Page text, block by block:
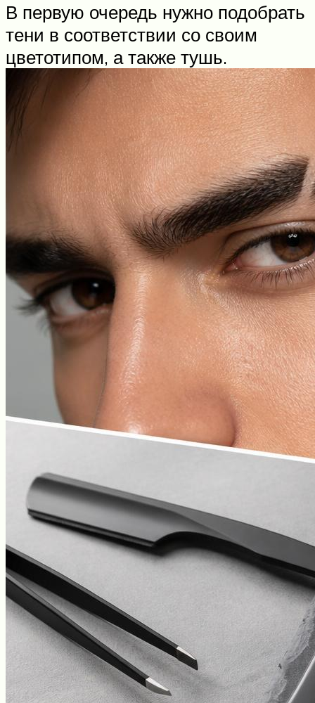
В первую очередь нужно подобрать
тени в соответствии со своим
цветотипом, а также тушь.